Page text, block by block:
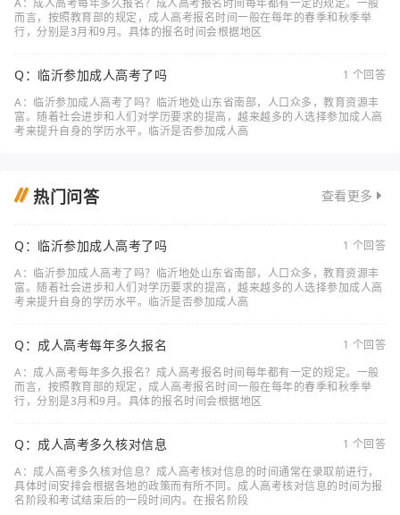
A：成人高考每年多久报名？成人高考报名时间每年都有一定的规定。一般
而言，按照教育部的规定，成人高考报名时间一般在每年的春季和秋季举
行，分别是3月和9月。具体的报名时间会根据地区
Q：临沂参加成人高考了吗
1 个回答
A：临沂参加成人高考了吗？临沂地处山东省南部，人口众多，教育资源丰
富。随着社会进步和人们对学历要求的提高，越来越多的人选择参加成人高
考来提升自身的学历水平。临沂是否参加成人高
热门问答 查看更多
Q：临沂参加成人高考了吗
1 个回答
A：临沂参加成人高考了吗？临沂地处山东省南部，人口众多，教育资源丰
富。随着社会进步和人们对学历要求的提高，越来越多的人选择参加成人高
考来提升自身的学历水平。临沂是否参加成人高
Q：成人高考每年多久报名
1 个回答
A：成人高考每年多久报名？成人高考报名时间每年都有一定的规定。一般
而言，按照教育部的规定，成人高考报名时间一般在每年的春季和秋季举
行，分别是3月和9月。具体的报名时间会根据地区
Q：成人高考多久核对信息
1 个回答
A：成人高考多久核对信息？成人高考核对信息的时间通常在录取前进行，
具体时间安排会根据各地的政策而有所不同。成人高考核对信息的时间为报
名阶段和考试结束后的一段时间内。在报名阶段